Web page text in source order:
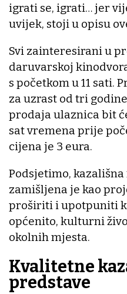
igrati se, igrati… jer
uvijek, stoji u opisu
Svi zainteresirani u
daruvarskoj
s početkom u 11 sati.
za uzrast od tri
prodaja ulaznica bit
sat vremena prije
cijena je 3 eura.
Podsjetimo,
zamišljena je kao
proširiti i upotpuniti
općenito, kulturni
okolnih mjesta.
Kvalitetne
predstave